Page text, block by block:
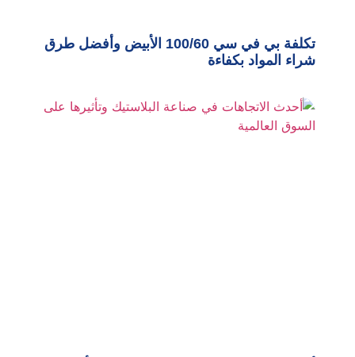
تكلفة بي في سي 100/60 الأبيض وأفضل طرق
شراء المواد بكفاءة